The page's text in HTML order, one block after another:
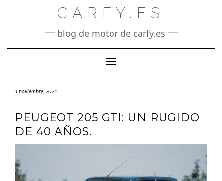
CARFY.ES
blog de motor de carfy.es
Cambiar modo de navegación
1 noviembre, 2024
PEUGEOT 205 GTI: UN RUGIDO
DE 40 AÑOS.